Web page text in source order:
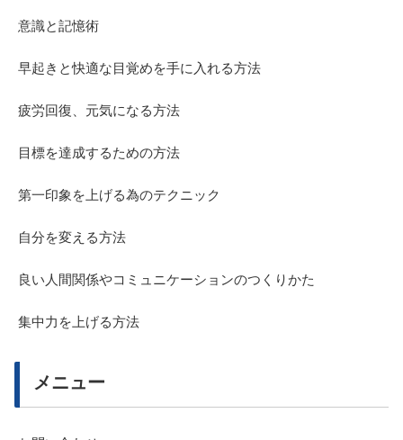
意識と記憶術
早起きと快適な目覚めを手に入れる方法
疲労回復、元気になる方法
目標を達成するための方法
第一印象を上げる為のテクニック
自分を変える方法
良い人間関係やコミュニケーションのつくりかた
集中力を上げる方法
メニュー